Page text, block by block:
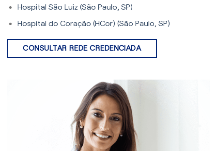
Hospital São Luiz (São Paulo, SP)
Hospital do Coração (HCor) (São Paulo, SP)
CONSULTAR REDE CREDENCIADA